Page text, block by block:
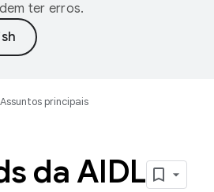
ter erros.
Assuntos principais
da AIDL